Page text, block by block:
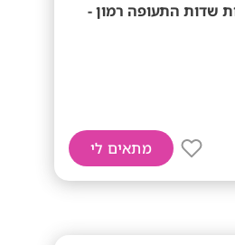
שדות התעופה רמון -
מתאים לי